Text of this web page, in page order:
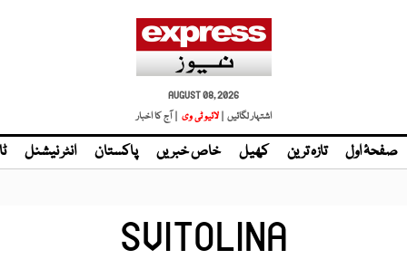
AUGUST 08, 2026
اشتہار لگائیں |
| آج کا اخبار
صفحۂ اول تازہ ترین کھیل خاص خبریں پاکستان انٹر نیشنل
SVITOLINA